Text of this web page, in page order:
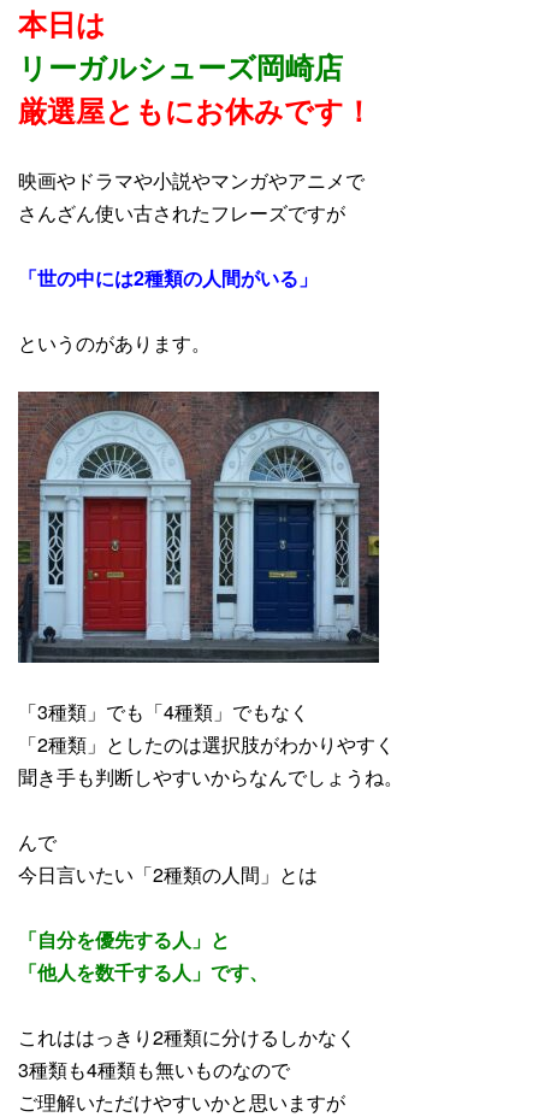
本日は
リーガルシューズ岡崎店
厳選屋ともにお休みです！
映画やドラマや小説やマンガやアニメで
さんざん使い古されたフレーズですが
「世の中には2種類の人間がいる」
というのがあります。
「3種類」でも「4種類」でもなく
「2種類」としたのは選択肢がわかりやすく
聞き手も判断しやすいからなんでしょうね。
んで
今日言いたい「2種類の人間」とは
「自分を優先する人」と
「他人を数千する人」です、
これははっきり2種類に分けるしかなく
3種類も4種類も無いものなので
ご理解いただけやすいかと思いますが